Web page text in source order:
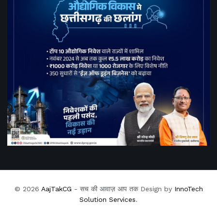
© 2026 AajTakCG - सच की आवाज़ आप तक Design by InnoTech
Solution Services.